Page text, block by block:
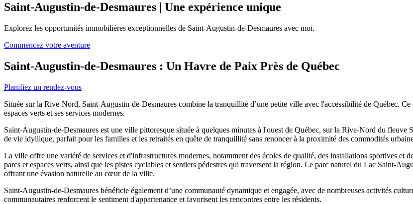
Saint-Augustin-de-Desmaures | Une expérience unique
Explorez les opportunités immobilières exceptionnelles de Saint-Augustin-de-Desmaures avec moi.
Commencez votre aventure
Saint-Augustin-de-Desmaures : Un Havre de Paix Près de Québec
Planifiez un rendez-vous
Située sur la Rive-Nord, Saint-Augustin-de-Desmaures combine la tranquillité d’une petite ville avec l'accessibilité de Québec.
espaces verts et ses services modernes.
Saint-Augustin-de-Desmaures est une ville pittoresque située à quelques minutes à l'ouest de Québec, sur la Rive-Nord du
de vie idyllique, parfait pour les familles et les retraités en quête de tranquillité sans renoncer à la proximité des commodités
La ville offre une variété de services et d'infrastructures modernes, notamment des écoles de qualité, des installations sportives et
parcs et espaces verts, ainsi que les pistes cyclables et sentiers pédestres qui traversent la région. Le parc naturel du Lac Saint-
offrant une évasion naturelle au cœur de la ville.
Saint-Augustin-de-Desmaures bénéficie également d’une communauté dynamique et engagée, avec de nombreuses activités
communautaires renforcent le sentiment d'appartenance et favorisent les rencontres entre les résidents.